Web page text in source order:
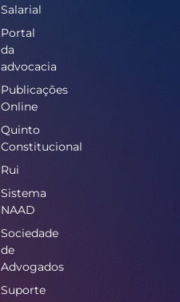
Salarial
Portal
da
advocacia
Publicações
Online
Quinto
Constitucional
Rui
Sistema
NAAD
Sociedade
de
Advogados
Suporte